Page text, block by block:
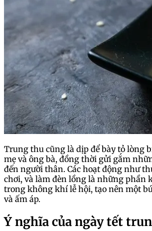
Trung thu cũng là dịp để bày tỏ lòng
mẹ và ông bà, đồng thời gửi gắm
đến người thân. Các hoạt động như
chơi, và làm đèn lồng là những phần
trong không khí lễ hội, tạo nên một
và ấm áp.
Ý nghĩa của ngày tết